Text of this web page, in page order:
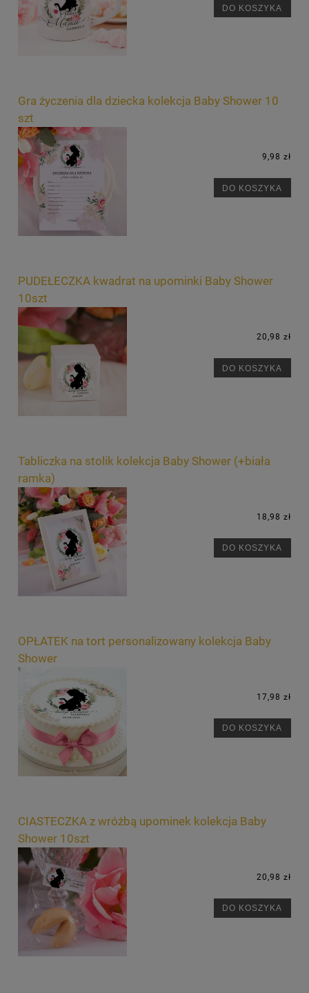
DO KOSZYKA
Gra życzenia dla dziecka kolekcja Baby Shower 10
szt
9,98 zł
DO KOSZYKA
PUDEŁECZKA kwadrat na upominki Baby Shower
10szt
20,98 zł
DO KOSZYKA
Tabliczka na stolik kolekcja Baby Shower (+biała
ramka)
18,98 zł
DO KOSZYKA
OPŁATEK na tort personalizowany kolekcja Baby
Shower
17,98 zł
DO KOSZYKA
CIASTECZKA z wróżbą upominek kolekcja Baby
Shower 10szt
20,98 zł
DO KOSZYKA